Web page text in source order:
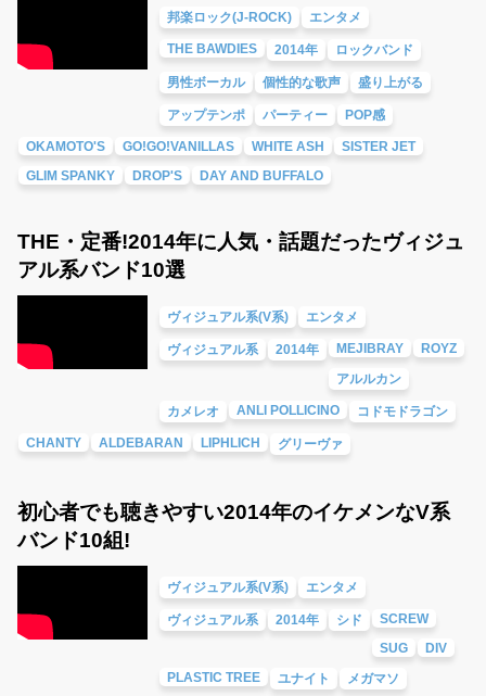
邦楽ロック(J-ROCK) エンタメ
THE BAWDIES 2014年 ロックバンド
男性ボーカル 個性的な歌声 盛り上がる
アップテンポ パーティー POP感
OKAMOTO'S GO!GO!VANILLAS WHITE ASH
SISTER JET
GLIM SPANKY
DROP'S DAY AND BUFFALO
THE・定番!2014年に人気・話題だったヴィジュ
アル系バンド10選
ヴィジュアル系(V系) エンタメ
ヴィジュアル系 2014年 MEJIBRAY
ROYZ
アルルカン
カメレオ ANLI POLLICINO コドモドラゴン
CHANTY ALDEBARAN LIPHLICH グリーヴァ
初心者でも聴きやすい2014年のイケメンなV系
バンド10組!
ヴィジュアル系(V系) エンタメ
ヴィジュアル系 2014年 シド
SCREW
SUG
DIV
PLASTIC TREE
ユナイト メガマソ